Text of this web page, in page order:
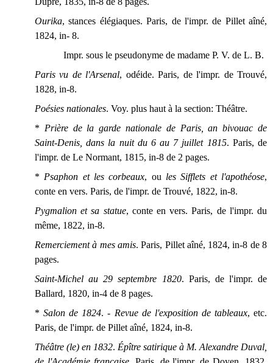
Ourika, stances élégiaques. Paris, de l'impr. de Pillet aîné,
1824, in- 8.
Impr. sous le pseudonyme de madame P. V. de L. B.
Paris vu de l'Arsenal, odéide. Paris, de l'impr. de Trouvé,
1828, in-8.
Poésies nationales. Voy. plus haut à la section: Théâtre.
* Prière de la garde nationale de Paris, an bivouac de
Saint-Denis, dans la nuit du 6 au 7 juillet 1815. Paris, de
l'impr. de Le Normant, 1815, in-8 de 2 pages.
* Psaphon et les corbeaux, ou les Sifflets et l'apothéose,
conte en vers. Paris, de l'impr. de Trouvé, 1822, in-8.
Pygmalion et sa statue, conte en vers. Paris, de l'impr. du
même, 1822, in-8.
Remerciement à mes amis. Paris, Pillet aîné, 1824, in-8 de 8
pages.
Saint-Michel au 29 septembre 1820. Paris, de l'impr. de
Ballard, 1820, in-4 de 8 pages.
*Salon de 1824. - Revue de l'exposition de tableaux, etc.
Paris, de l'impr. de Pillet aîné, 1824, in-8.
Théâtre (le) en 1832. Épître satirique à M. Alexandre Duval,